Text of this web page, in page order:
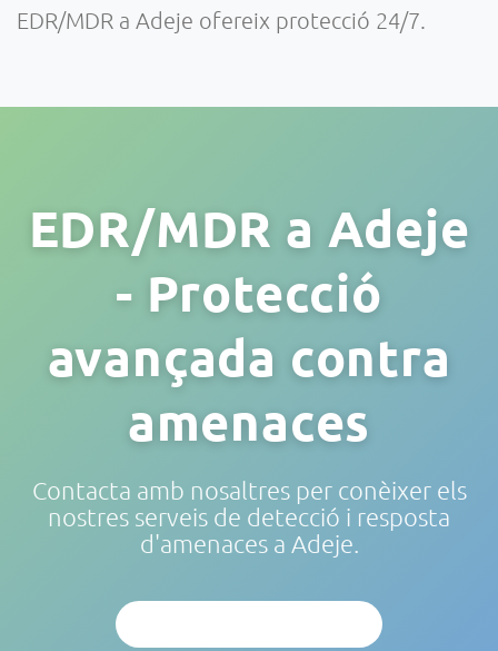
EDR/MDR a Adeje ofereix protecció 24/7.
EDR/MDR a Adeje
- Protecció
avançada contra
amenaces
Contacta amb nosaltres per conèixer els
nostres serveis de detecció i resposta
d'amenaces a Adeje.